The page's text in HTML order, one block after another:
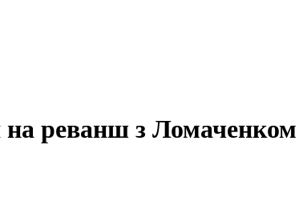
на реванш з Ломаченком